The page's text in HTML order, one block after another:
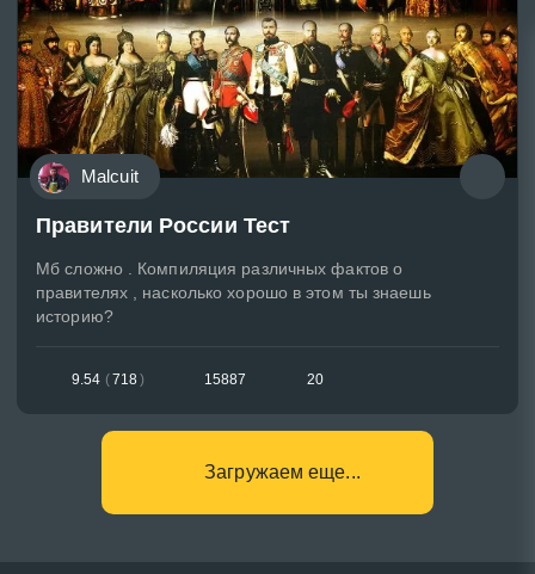
Malcuit
Правители России Тест
Мб сложно . Компиляция различных фактов о
правителях , насколько хорошо в этом ты знаешь
историю?
9.54 (718) 15887 20
Загружаем еще...